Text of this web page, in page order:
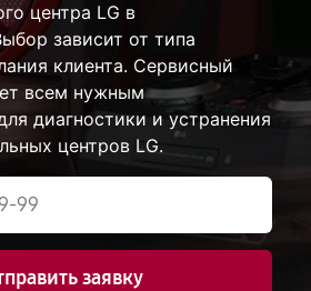
центра LG в
зависит от типа
клиента. Сервисный
всем нужным
диагностики и устранения
центров LG.
заявку